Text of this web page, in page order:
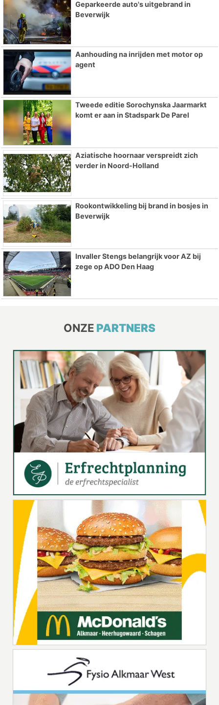
Geparkeerde auto's uitgebrand in
Beverwijk
Aanhouding na inrijden met motor op
agent
Tweede editie Sorochynska Jaarmarkt
komt er aan in Stadspark De Parel
Aziatische hoornaar verspreidt zich
verder in Noord-Holland
Rookontwikkeling bij brand in bosjes in
Beverwijk
Invaller Stengs belangrijk voor AZ bij
zege op ADO Den Haag
ONZE PARTNERS